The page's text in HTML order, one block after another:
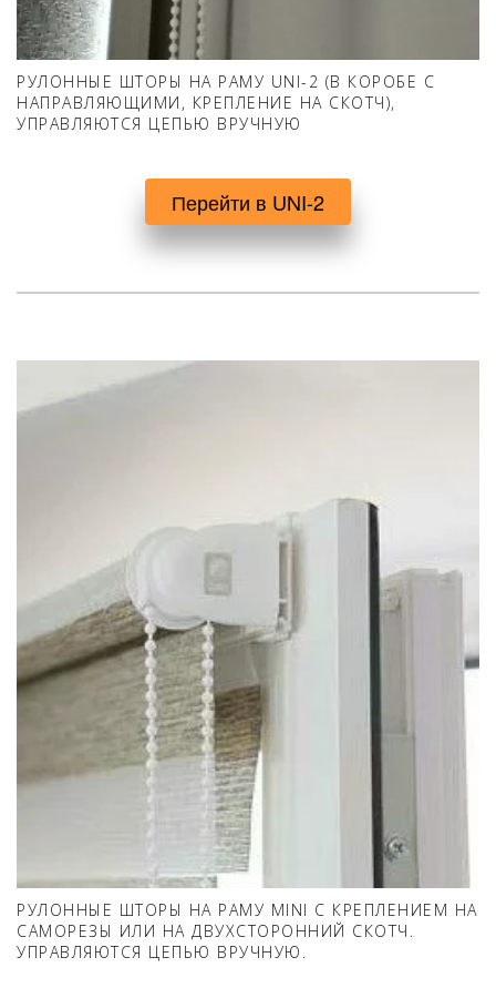
РУЛОННЫЕ ШТОРЫ НА РАМУ UNI-2 (В КОРОБЕ С
НАПРАВЛЯЮЩИМИ, КРЕПЛЕНИЕ НА СКОТЧ),
УПРАВЛЯЮТСЯ ЦЕПЬЮ ВРУЧНУЮ
Перейти в UNI-2
РУЛОННЫЕ ШТОРЫ НА РАМУ MINI С КРЕПЛЕНИЕМ НА
САМОРЕЗЫ ИЛИ НА ДВУХСТОРОННИЙ СКОТЧ.
УПРАВЛЯЮТСЯ ЦЕПЬЮ ВРУЧНУЮ.